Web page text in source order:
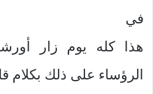
في
هذا كله يوم زار
الرؤساء على ذلك بكلام